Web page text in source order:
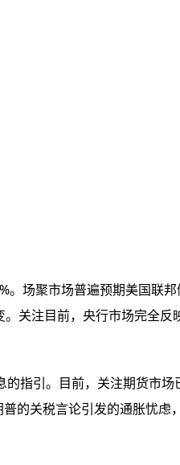
。场聚市场普遍预期美国联
关注目前，央行市场完全
指引。目前，关注期货市
的关税言论引发的通胀忧